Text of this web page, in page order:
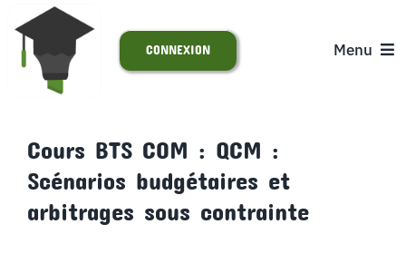
Passer
contenu
Menu
S’INSCRIRE
CONNEXION
Cours BTS COM : QCM :
Scénarios budgétaires et
arbitrages sous contrainte